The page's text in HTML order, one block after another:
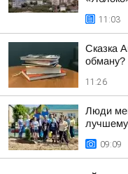
11:03
Сказка
обману?
11:26
Люди
09:09